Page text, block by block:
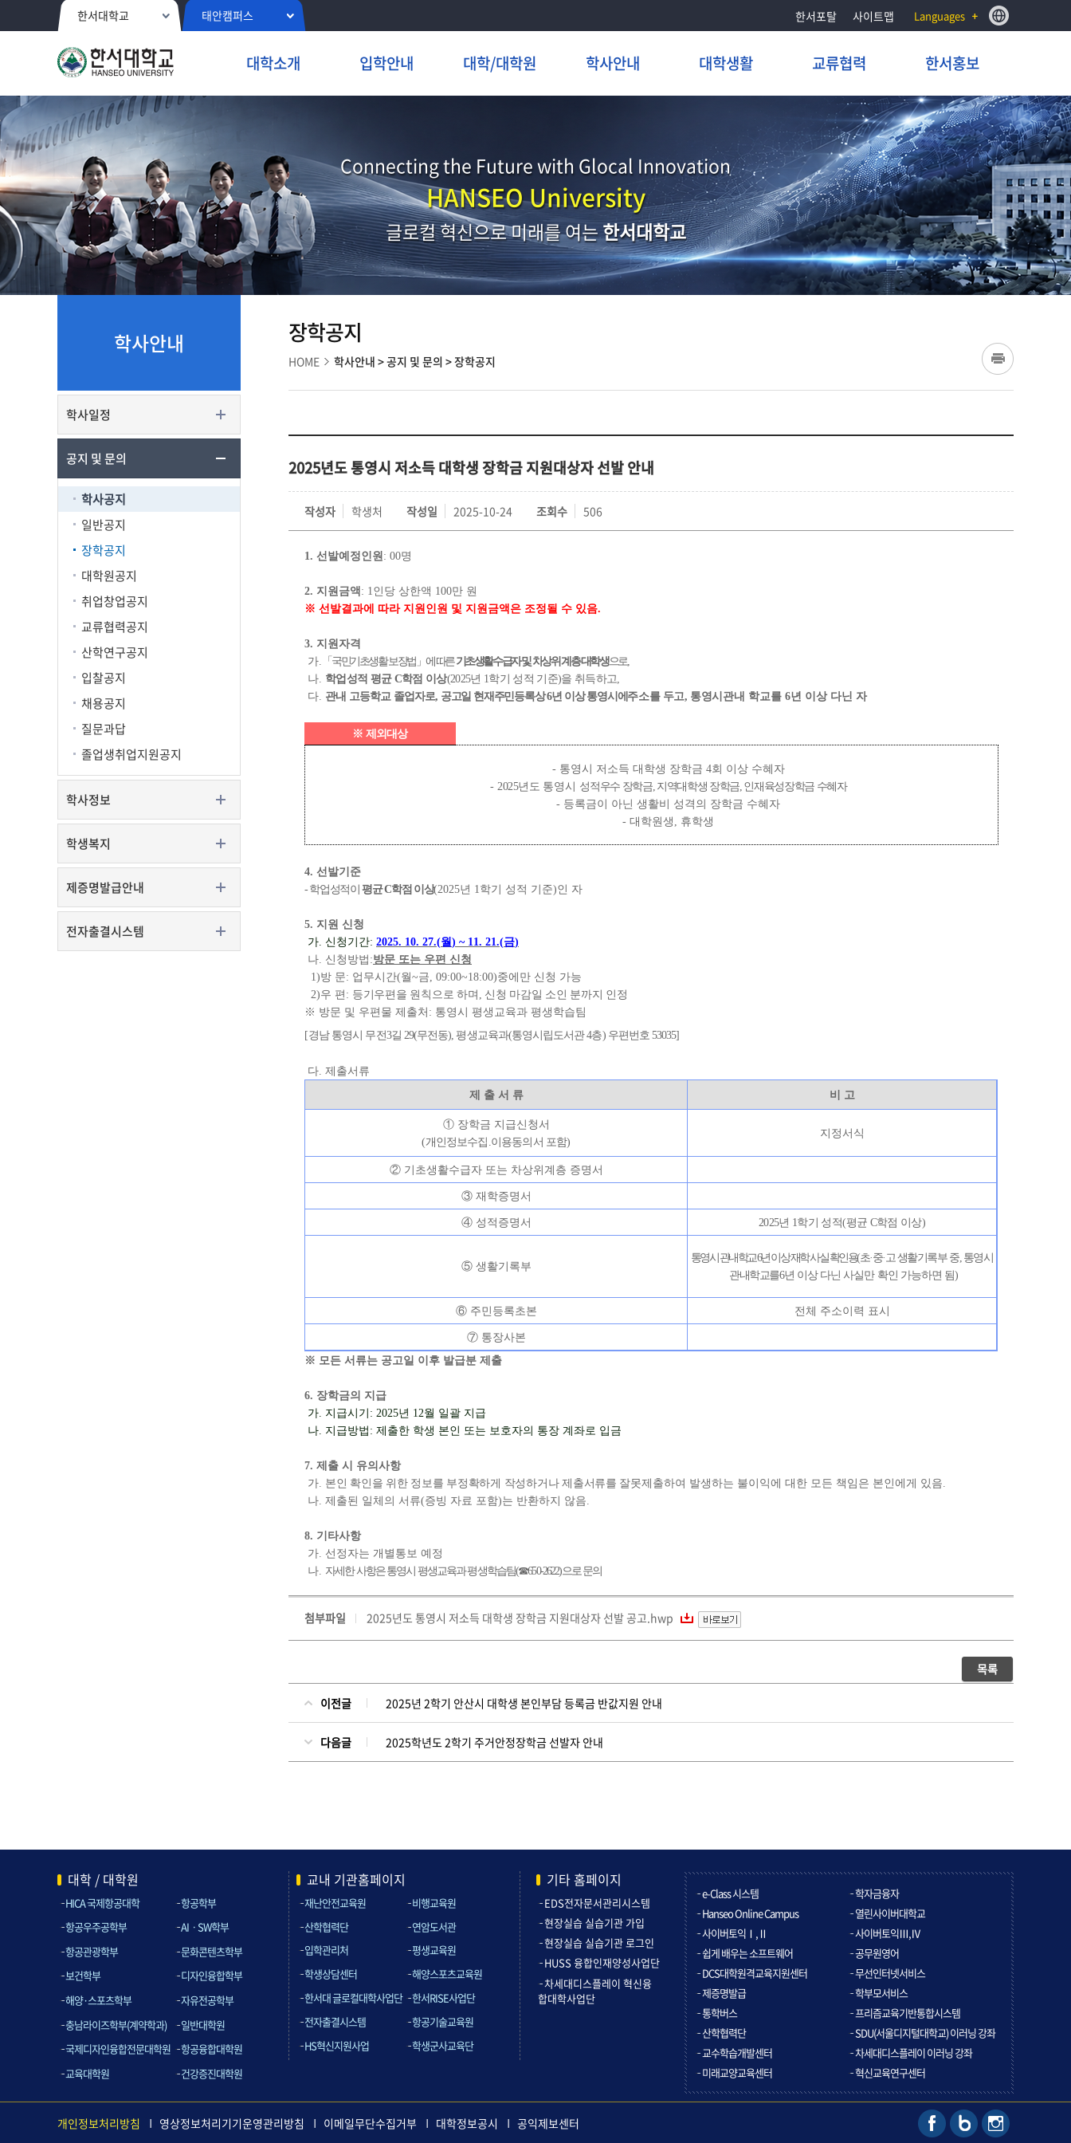
한서대학교 태안캠퍼스 한서포탈 사이트맵 Languages
대학소개 입학안내 대학/대학원 학사안내 대학생활 교류협력 한서홍보
Connecting the Future with Glocal Innovation
HANSEO University
글로컬 혁신으로 미래를 여는한서대학교
학사안내
학사일정
공지 및 문의
학사공지
일반공지
장학공지
대학원공지
취업창업공지
교류협력공지
산학연구공지
입찰공지
채용공지
질문과답
졸업생취업지원공지
학사정보
학생복지
제증명발급안내
전자출결시스템
장학공지
HOME 학사안내 >공지 및 문의 >장학공지
2025년도 통영시 저소득 대학생 장학금 지원대상자 선발 안내
작성자 학생처 작성일 2025-10-24 조회수 506
1. 선발예정인원 : 00명
2. 지원금액 : 1인당 상한액 100만 원
※ 선발결과에 따라 지원인원 및 지원금액은 조정될 수 있음.
3. 지원자격
가. 「 국민기초생활 보장법 」 에 따른기초생활수급자 및 차상위 계층 대학생으로,
나. 학업성적 평균 C학점 이상(2025년 1학기 성적 기준)을 취득하고,
다. 관내 고등학교 졸업자로, 공고일 현재 주민등록상6년 이상 통영시에 주소를 두고, 통영시 관내 학교를6년 이상 다닌 자
※ 제외대상
- 통영시 저소득 대학생 장학금 4회 이상 수혜자
-2025년도 통영시 성적우수 장학금, 지역대학생 장학금, 인재육성장학금 수혜자
- 등록금이 아닌 생활비 성격의 장학금 수혜자
-대학원생 , 휴학생
4. 선발기준
-학업성적이평균C학점 이상(2025년 1학기 성적 기준)인 자
5. 지원 신청
가. 신청기간: 2025. 10. 27.(월) ~ 11. 21.(금)
나. 신청방법 :방문 또는 우편 신청
1)방 문: 업무시간(월~금, 09:00~18:00)중에만 신청 가능
2)우 편 : 등기우편을 원칙으로 하며 , 신청 마감일 소인 분까지 인정
※ 방문 및 우편물 제출처 : 통영시 평생교육과 평생학습팀
[경남 통영시 무전3길 29(무전동),평생교육과(통영시립도서관4층) 우편번호53035]
다. 제출서류
제 출 서 류
비 고
① 장학금 지급신청서
(개인정보수집.이용동의서 포함)
지정서식
② 기초생활수급자 또는 차상위계층 증명서
③ 재학증명서
④ 성적증명서 2025년 1학기 성적(평균 C학점 이상)
⑤ 생활기록부
통영시 관내학교6년 이상 재학 사실 확인용(초·중·고 생활기록부 중, 통영시
관내학교를6년 이상 다닌 사실만 확인 가능하면 됨)
⑥ 주민등록초본 전체 주소이력 표시
⑦ 통장사본
※ 모든 서류는 공고일 이후 발급분 제출
6. 장학금의 지급
가. 지급시기 : 2025년 12월 일괄 지급
나. 지급방법 : 제출한 학생 본인 또는 보호자의 통장 계좌로 입금
7. 제출 시 유의사항
가. 본인 확인을 위한 정보를 부정확하게 작성하거나 제출서류를 잘못제출하여 발생하는 불이익에 대한 모든 책임은 본인에게 있음.
나. 제출된 일체의 서류(증빙 자료 포함)는 반환하지 않음.
8. 기타사항
가. 선정자는 개별통보 예정
나. 자세한 사항은 통영시 평생교육과 평생학습팀(☎650-2622)으로 문의
첨부파일 2025년도 통영시 저소득 대학생 장학금 지원대상자 선발 공고.hwp
목록
이전글 2025년 2학기 안산시 대학생 본인부담 등록금 반값지원 안내
다음글 2025학년도 2학기 주거안정장학금 선발자 안내
대학 / 대학원
HICA 국제항공대학
항공학부
항공우주공학부
AIㆍSW학부
항공관광학부
문화콘텐츠학부
보건학부
디자인융합학부
해양·스포츠학부
자유전공학부
충남라이즈학부(계약학과)
일반대학원
국제디자인융합전문대학원
항공융합대학원
교육대학원
건강증진대학원
교내 기관홈페이지
재난안전교육원
비행교육원
산학협력단
연암도서관
입학관리처
평생교육원
학생상담센터
해양스포츠교육원
한서대 글로컬대학사업단
한서RISE사업단
전자출결시스템
항공기술교육원
HS혁신지원사업
학생군사교육단
기타 홈페이지
EDS전자문서관리시스템
현장실습 실습기관 가입
현장실습 실습기관 로그인
HUSS 융합인재양성사업단
차세대디스플레이 혁신융
합대학사업단
e-Class 시스템
학자금융자
Hanseo Online Campus
열린사이버대학교
사이버토익Ⅰ,Ⅱ
사이버토익Ⅲ,Ⅳ
쉽게 배우는 소프트웨어
공무원영어
DCS대학원격교육지원센터
무선인터넷서비스
제증명발급
학부모서비스
통학버스
프리즘교육기반통합시스템
산학협력단
SDU(서울디지털대학교) 이러닝 강좌
교수학습개발센터
차세대디스플레이 이러닝 강좌
미래교양교육센터
혁신교육연구센터
개인정보처리방침 영상정보처리기기운영관리방침 이메일무단수집거부 대학정보공시 공익제보센터